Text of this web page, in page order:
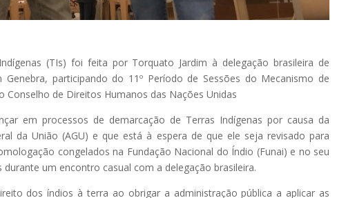
(TIs) foi feita por Torquato Jardim à delegação brasileira de
participando do 11º Período de Sessões do Mecanismo de
de Direitos Humanos das Nações Unidas
em processos de demarcação de Terras Indígenas por causa da
da União (AGU) e que está à espera de que ele seja revisado para
congelados na Fundação Nacional do Índio (Funai) e no seu
um encontro casual com a delegação brasileira.
dos índios à terra ao obrigar a administração pública a aplicar as